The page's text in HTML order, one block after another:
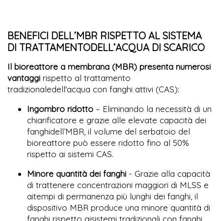
BENEFICI DELL’MBR RISPETTO AL SISTEMA
DI TRATTAMENTODELL’ACQUA DI SCARICO
Il bioreattore a membrana (MBR) presenta numerosi
vantaggi rispetto al trattamento
tradizionaledell'acqua con fanghi attivi (CAS):
Ingombro ridotto – Eliminando la necessità di un
chiarificatore e grazie alle elevate capacità dei
fanghidell’MBR, il volume del serbatoio del
bioreattore può essere ridotto fino al 50%
rispetto ai sistemi CAS.
Minore quantità dei fanghi - Grazie alla capacità
di trattenere concentrazioni maggiori di MLSS e
aitempi di permanenza più lunghi dei fanghi, il
dispositivo MBR produce una minore quantità di
fanghi rispetto aisistemi tradizionali con fanghi